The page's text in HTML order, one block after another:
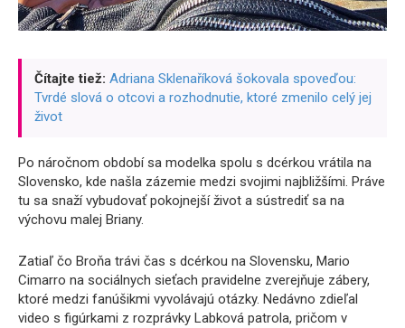
Čítajte tiež: Adriana Sklenaříková šokovala spoveďou:
Tvrdé slová o otcovi a rozhodnutie, ktoré zmenilo celý jej
život
Po náročnom období sa modelka spolu s dcérkou vrátila na
Slovensko, kde našla zázemie medzi svojimi najbližšími. Práve
tu sa snaží vybudovať pokojnejší život a sústrediť sa na
výchovu malej Briany.
Zatiaľ čo Broňa trávi čas s dcérkou na Slovensku, Mario
Cimarro na sociálnych sieťach pravidelne zverejňuje zábery,
ktoré medzi fanúšikmi vyvolávajú otázky. Nedávno zdieľal
video s figúrkami z rozprávky Labková patrola, pričom v